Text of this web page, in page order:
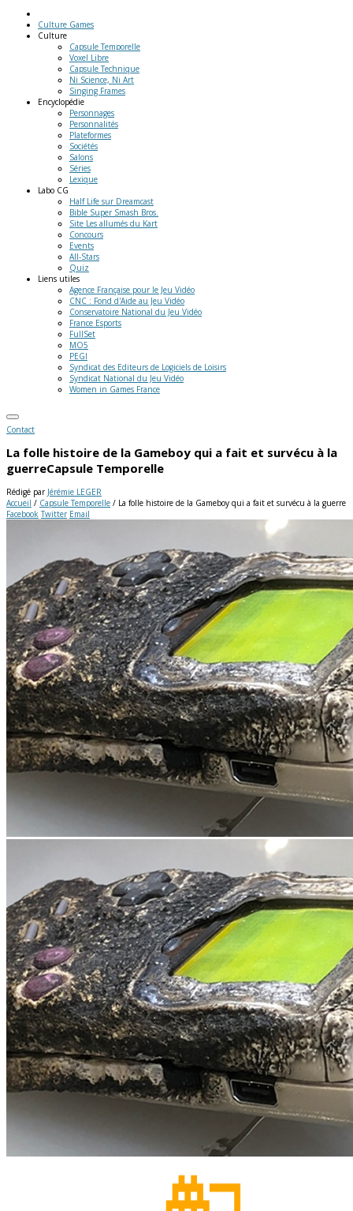
Culture Games
Culture
Capsule Temporelle
Voxel Libre
Capsule Technique
Ni Science, Ni Art
Singing Frames
Encyclopédie
Personnages
Personnalités
Plateformes
Sociétés
Salons
Séries
Lexique
Labo CG
Half Life sur Dreamcast
Bible Super Smash Bros.
Site Les allumés du Kart
Concours
Events
All-Stars
Quiz
Liens utiles
Agence Française pour le Jeu Vidéo
CNC : Fond d'Aide au Jeu Vidéo
Conservatoire National du Jeu Vidéo
France Esports
FullSet
MO5
PEGI
Syndicat des Editeurs de Logiciels de Loisirs
Syndicat National du Jeu Vidéo
Women in Games France
Contact
La folle histoire de la Gameboy qui a fait et survécu à la
guerreCapsule Temporelle
Rédigé par Jérémie LEGER
Accueil / Capsule Temporelle / La folle histoire de la Gameboy qui a fait et survécu à la guerre
Facebook Twitter Email